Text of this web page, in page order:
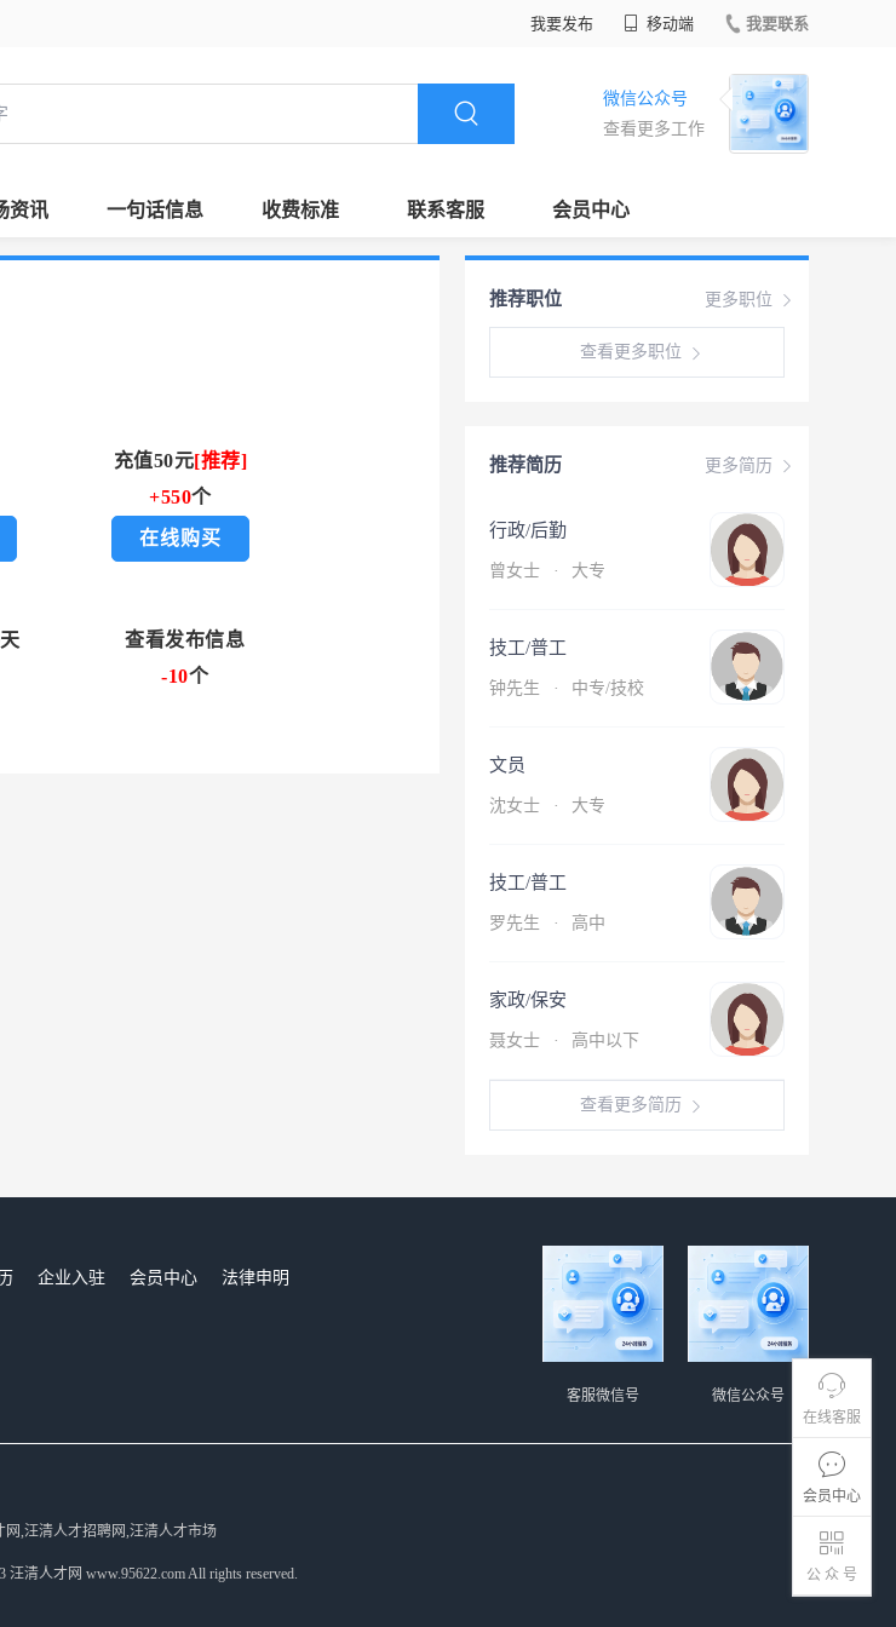
我要发布 移动端 我要联系
微信公众号
查看更多工作
资讯 一句话信息 收费标准 联系客服 会员中心
在线客服
会员中心
公 众 号
充值50元[推荐]
+550个
在线购买
查看发布信息
-10个
更多职位
推荐职位
查看更多职位
更多简历
推荐简历
行政/后勤
曾女士 · 大专
技工/普工
钟先生 · 中专/技校
文员
沈女士 · 大专
技工/普工
罗先生 · 高中
家政/保安
聂女士 · 高中以下
查看更多简历
企业入驻 会员中心
法律申明
微信公众号
客服微信号
网,汪清人才招聘网,汪清人才市场
汪清人才网 www.95622.com All rights reserved.